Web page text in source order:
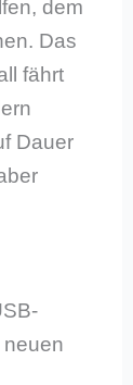
dem
Das
fährt
Dauer